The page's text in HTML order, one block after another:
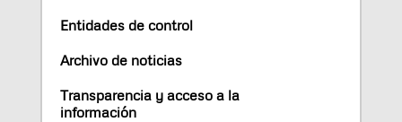
Entidades de control
Archivo de noticias
Transparencia y acceso a la
información